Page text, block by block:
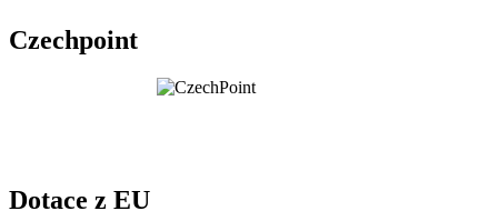
Czechpoint
Dotace z EU